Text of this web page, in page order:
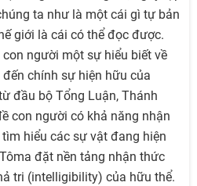
ta như là một cái gì tự bản
giới là cái có thể đọc được.
người một sự hiểu biết về
chính sự hiện hữu của
đầu bộ Tổng Luận, Thánh
con người có khả năng nhận
hiểu các sự vật đang hiện
đặt nền tảng nhận thức
tri (intelligibility) của hữu thể.